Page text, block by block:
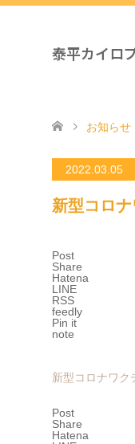
泰平カイロ
お知らせ
2022.03.05
新型コロ
Post
Share
Hatena
LINE
RSS
feedly
Pin it
note
新型コロナワ
Post
Share
Hatena